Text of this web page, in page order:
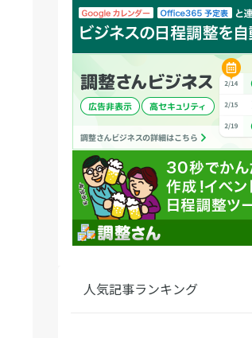
人気記事ランキング